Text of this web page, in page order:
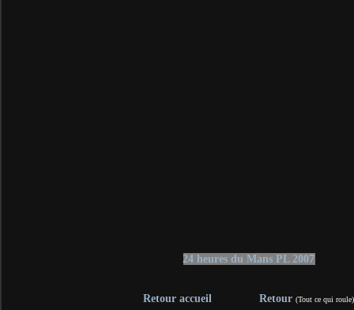
24 heures du Mans PL 2007
Retour accueil Retour (Tout ce qui roule)